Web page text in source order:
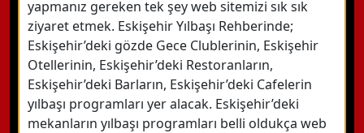
yapmanız gereken tek şey web sitemizi sık sık
ziyaret etmek. Eskişehir Yılbaşı Rehberinde;
Eskişehir’deki gözde Gece Clublerinin, Eskişehir
Otellerinin, Eskişehir’deki Restoranların,
Eskişehir’deki Barların, Eskişehir’deki Cafelerin
yılbaşı programları yer alacak. Eskişehir’deki
mekanların yılbaşı programları belli oldukça web